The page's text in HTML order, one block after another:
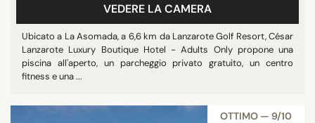
STELLE
4 stelle
VEDERE LA CAMERA
Ubicato a La Asomada, a 6,6 km da Lanzarote Golf Resort, César
Lanzarote Luxury Boutique Hotel - Adults Only propone una
piscina all'aperto, un parcheggio privato gratuito, un centro
fitness e una ...
OTTIMO — 9/10